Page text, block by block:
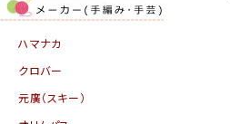
ハマナカ
クロバー
元廣（スキー）